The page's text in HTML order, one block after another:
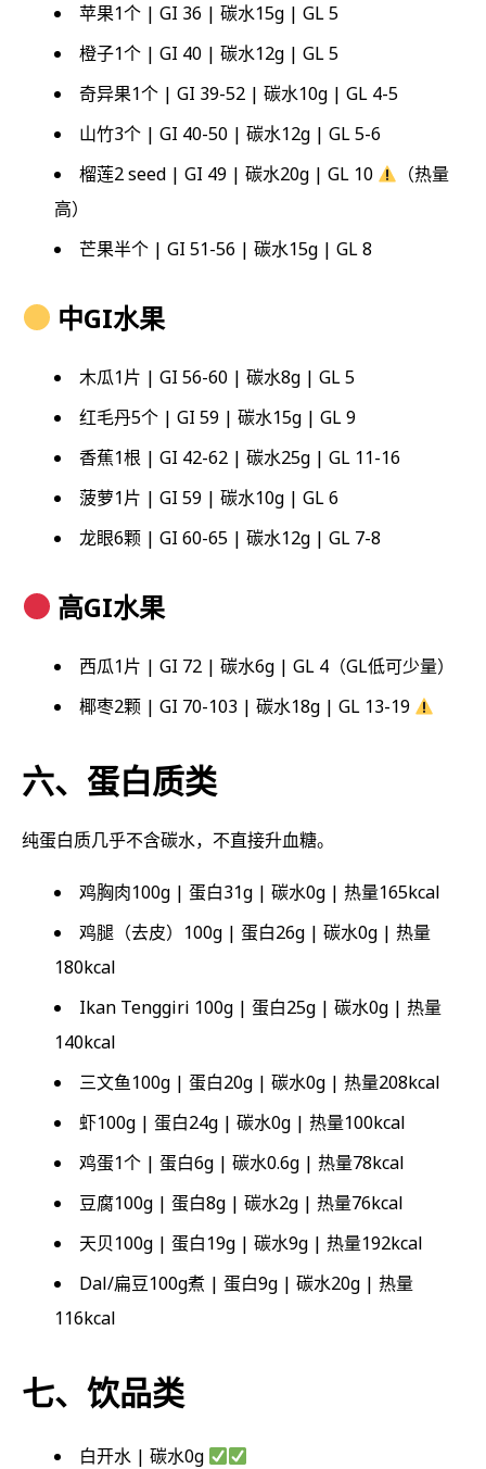
苹果1个 | GI 36 | 碳水15g | GL 5
橙子1个 | GI 40 | 碳水12g | GL 5
奇异果1个 | GI 39-52 | 碳水10g | GL 4-5
山竹3个 | GI 40-50 | 碳水12g | GL 5-6
榴莲2 seed | GI 49 | 碳水20g | GL 10
（热量
高）
芒果半个 | GI 51-56 | 碳水15g | GL 8
中GI水果
木瓜1片 | GI 56-60 | 碳水8g | GL 5
红毛丹5个 | GI 59 | 碳水15g | GL 9
香蕉1根 | GI 42-62 | 碳水25g | GL 11-16
菠萝1片 | GI 59 | 碳水10g | GL 6
龙眼6颗 | GI 60-65 | 碳水12g | GL 7-8
高GI水果
西瓜1片 | GI 72 | 碳水6g | GL 4（GL低可少量）
椰枣2颗 | GI 70-103 | 碳水18g | GL 13-19
六、蛋白质类
纯蛋白质几乎不含碳水，不直接升血糖。
鸡胸肉100g | 蛋白31g | 碳水0g | 热量165kcal
鸡腿（去皮）100g | 蛋白26g | 碳水0g | 热量
180kcal
Ikan Tenggiri 100g | 蛋白25g | 碳水0g | 热量
140kcal
三文鱼100g | 蛋白20g | 碳水0g | 热量208kcal
虾100g | 蛋白24g | 碳水0g | 热量100kcal
鸡蛋1个 | 蛋白6g | 碳水0.6g | 热量78kcal
豆腐100g | 蛋白8g | 碳水2g | 热量76kcal
天贝100g | 蛋白19g | 碳水9g | 热量192kcal
Dal/扁豆100g煮 | 蛋白9g | 碳水20g | 热量
116kcal
七、饮品类
白开水 | 碳水0g